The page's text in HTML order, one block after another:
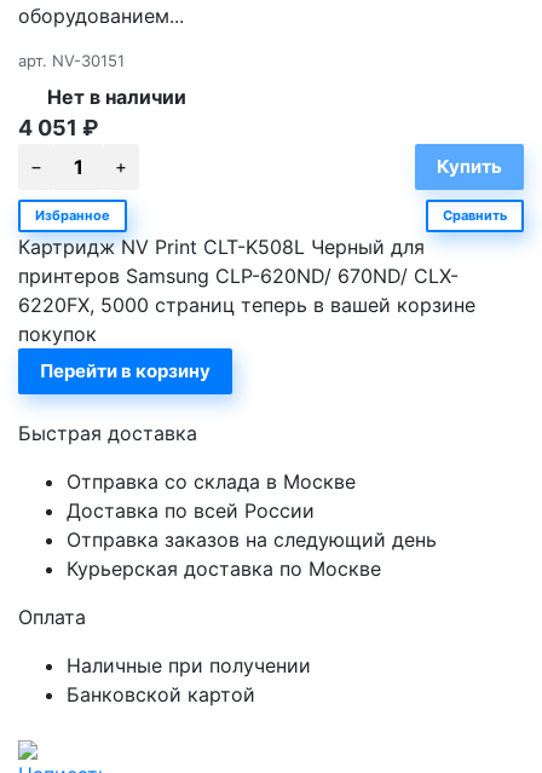
оборудованием...
арт. NV-30151
Нет в наличии
4 051 ₽
Избранное Сравнить
Картридж NV Print CLT-K508L Черный для
принтеров Samsung CLP-620ND/ 670ND/ CLX-
6220FX, 5000 страниц теперь в вашей корзине
покупок
Перейти в корзину
Быстрая доставка
Отправка со склада в Москве
Доставка по всей России
Отправка заказов на следующий день
Курьерская доставка по Москве
Оплата
Наличные при получении
Банковской картой